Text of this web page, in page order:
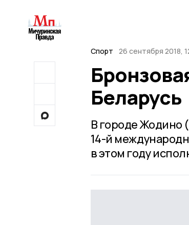
Спорт 26 сентября 2018,
Беларусь
В городе Жодино
14-й
в этом году